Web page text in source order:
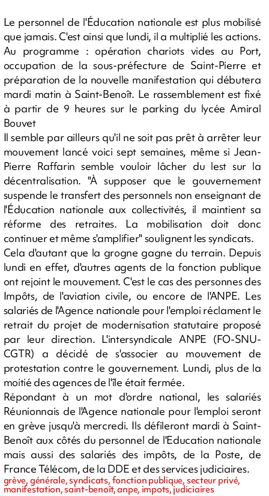
Le personnel de l'Éducation nationale est plus mobilisé
que jamais. C'est ainsi que lundi, il a multiplié les actions.
Au programme : opération chariots vides au Port,
occupation de la sous-préfecture de Saint-Pierre et
préparation de la nouvelle manifestation qui débutera
mardi matin à Saint-Benoît. Le rassemblement est fixé
à partir de 9 heures sur le parking du lycée Amiral
Bouvet
Il semble par ailleurs qu'il ne soit pas prêt à arrêter leur
mouvement lancé voici sept semaines, même si Jean-
Pierre Raffarin semble vouloir lâcher du lest sur la
décentralisation. "À supposer que le gouvernement
suspende le transfert des personnels non enseignant de
l'Éducation nationale aux collectivités, il maintient sa
réforme des retraites. La mobilisation doit donc
continuer et même s'amplifier" soulignent les syndicats.
Cela d'autant que la grogne gagne du terrain. Depuis
lundi en effet, d'autres agents de la fonction publique
ont rejoint le mouvement. C'est le cas des personnes des
Impôts, de l'aviation civile, ou encore de l'ANPE. Les
salariés de l'Agence nationale pour l'emploi réclament le
retrait du projet de modernisation statutaire proposé
par leur direction. L'intersyndicale ANPE (FO-SNU-
CGTR) a décidé de s'associer au mouvement de
protestation contre le gouvernement. Lundi, plus de la
moitié des agences de l'île était fermée.
Répondant à un mot d'ordre national, les salariés
Réunionnais de l'Agence nationale pour l'emploi seront
en grève jusqu'à mercredi. Ils défileront mardi à Saint-
Benoît aux côtés du personnel de l'Education nationale
mais aussi des salariés des impôts, de la Poste, de
France Télécom, de la DDE et des services judiciaires.
grève, générale, syndicats, fonction publique, secteur privé,
manifestation, saint-benoît, anpe, impots, judiciaires